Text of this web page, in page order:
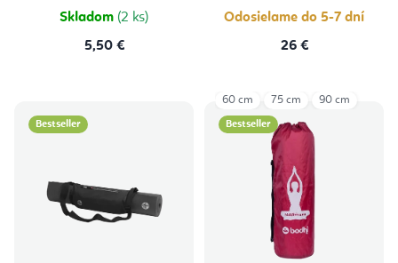
hviezdičiek.
Skladom (2 ks)
5,50 €
Odosielame do 5-7 dní
26 €
Bestseller Bestseller
60 cm 75 cm 90 cm